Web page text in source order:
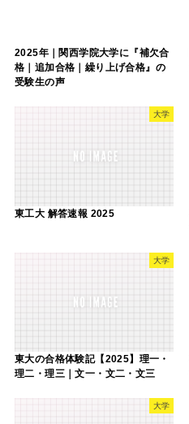
2025年｜関西学院大学に『補欠合
格｜追加合格｜繰り上げ合格』の
受験生の声
大学
東工大 解答速報 2025
大学
東大の合格体験記【2025】理一・
理二・理三｜文一・文二・文三
大学